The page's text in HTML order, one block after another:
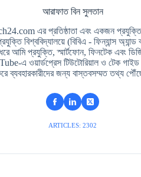
আরাফাত বিন সুলতান
এর প্রতিষ্ঠাতা এবং একজন প্রযুক্তি
বিশ্ববিদ্যালয়ে (বিবিএ - ফিন্যান্স
আমি প্রযুক্তি, স্মার্টফোন, ফিনটেক এবং
এ ওয়ার্ডপ্রেস টিউটোরিয়াল ও টেক
ব্যবহারকারীদের জন্য বাস্তবসম্মত তথ্য
ARTICLES: 2302